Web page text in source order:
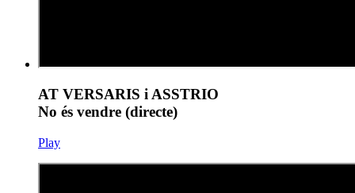
AT VERSARIS i ASSTRIO
No és vendre (directe)
Play